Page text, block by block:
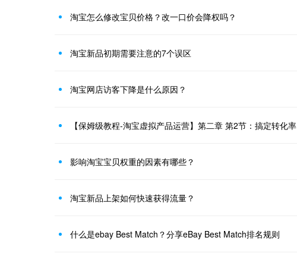
淘宝怎么修改宝贝价格？改一口价会降权吗？
淘宝新品初期需要注意的7个误区
淘宝网店访客下降是什么原因？
【保姆级教程-淘宝虚拟产品运营】第二章 第2节：搞定转化率
影响淘宝宝贝权重的因素有哪些？
淘宝新品上架如何快速获得流量？
什么是ebay Best Match？分享eBay Best Match排名规则